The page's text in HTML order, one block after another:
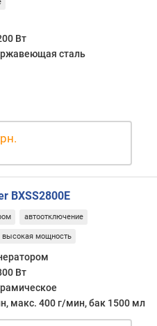
Вт
сталь
BXSS2800E
автоотключение
высокая мощность
Вт
макс. 400 г/мин, бак 1500 мл